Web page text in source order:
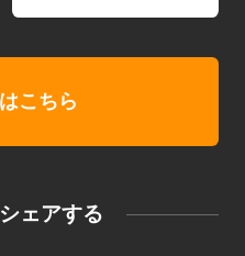
こちら
ェアする